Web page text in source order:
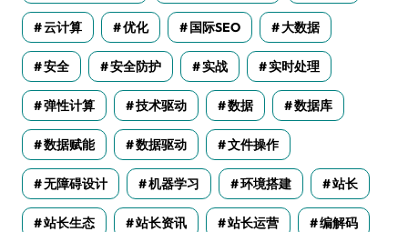
云计算 优化 国际SEO 大数据
安全 安全防护 实战 实时处理
弹性计算 技术驱动 数据 数据库
数据赋能 数据驱动 文件操作
无障碍设计 机器学习 环境搭建 站长
站长生态 站长资讯 站长运营 编解码